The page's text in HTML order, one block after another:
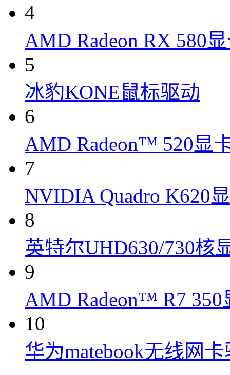
4
AMD Radeon RX 580
5
冰豹KONE鼠标驱动
6
AMD Radeon™ 520显
7
NVIDIA Quadro K620
8
英特尔UHD630/730核
9
AMD Radeon™ R7 350
10
华为matebook无线网